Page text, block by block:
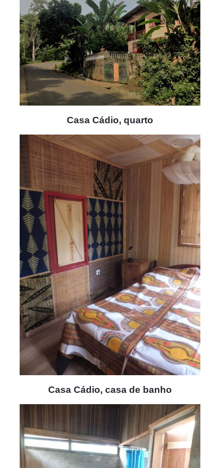
Casa Cádio, quarto
Casa Cádio, casa de banho